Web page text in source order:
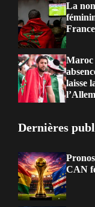
La
Maroc
laisse
Dernières
CAN